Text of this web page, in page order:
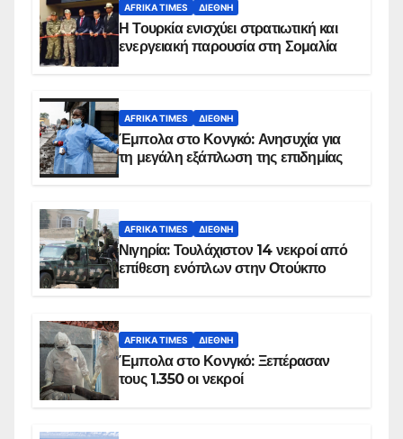
AFRIKA TIMES ΔΙΕΘΝΉ
Η Τουρκία ενισχύει στρατιωτική και
ενεργειακή παρουσία στη Σομαλία
AFRIKA TIMES ΔΙΕΘΝΉ
Έμπολα στο Κονγκό: Ανησυχία για
τη μεγάλη εξάπλωση της επιδημίας
AFRIKA TIMES ΔΙΕΘΝΉ
Νιγηρία: Τουλάχιστον 14 νεκροί από
επίθεση ενόπλων στην Οτούκπο
AFRIKA TIMES ΔΙΕΘΝΉ
Έμπολα στο Κονγκό: Ξεπέρασαν
τους 1.350 οι νεκροί